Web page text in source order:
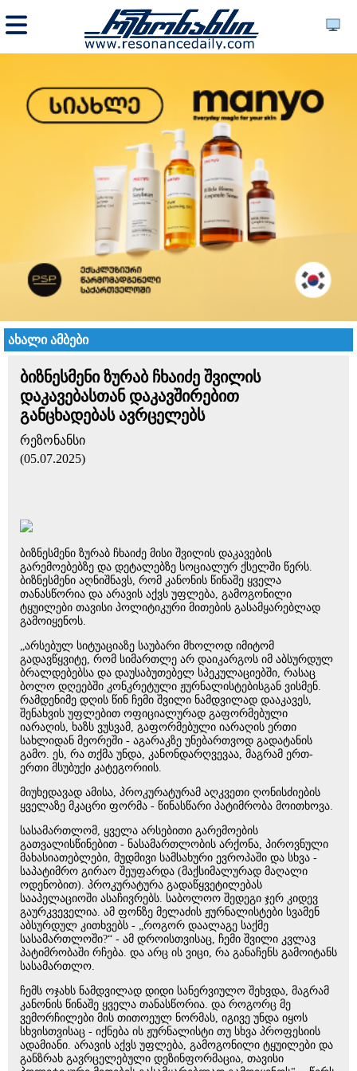
ახალი ამბები
ბიზნესმენი ზურაბ ჩხაიძე შვილის
დაკავებასთან დაკავშირებით
განცხადებას ავრცელებს
რეზონანსი
(05.07.2025)
ბიზნესმენი ზურაბ ჩხაიძე მისი შვილის დაკავების
გარემოებებზე და დეტალებზე სოციალურ ქსელში წერს.
ბიზნესმენი აღნიშნავს, რომ კანონის წინაშე ყველა
თანასწორია და არავის აქვს უფლება, გამოგონილი
ტყუილები თავისი პოლიტიკური მითების გასამყარებლად
გამოიყენოს.
„არსებულ სიტუაციაზე საუბარი მხოლოდ იმიტომ
გადავწყვიტე, რომ სიმართლე არ დაიკარგოს იმ აბსურდულ
ბრალდებებსა და დაუსაბუთებელ სპეკულაციებში, რასაც
ბოლო დღეებში კონკრეტული ჟურნალისტებისგან ვისმენ.
რამდენიმე დღის წინ ჩემი შვილი ნამდვილად დააკავეს,
შენახვის უფლებით ოფიციალურად გაფორმებული
იარაღის, ხაზს ვუსვამ, გაფორმებული იარაღის ერთი
სახლიდან მეორეში - აგარაკზე უნებართვოდ გადატანის
გამო. ეს, რა თქმა უნდა, კანონდარღვევაა, მაგრამ ერთ-
ერთი მსუბუქი კატეგორიის.
მიუხედავად ამისა, პროკურატურამ აღკვეთი ღონისძიების
ყველაზე მკაცრი ფორმა - წინასწარი პატიმრობა მოითხოვა.
სასამართლომ, ყველა არსებითი გარემოების
გათვალისწინებით - ნასამართლობის არქონა, პიროვნული
მახასიათებლები, მუდმივი სამსახური ევროპაში და სხვა -
საპატიმრო გირაო შეუფარდა (მაქსიმალურად მაღალი
ოდენობით). პროკურატურა გადაწყვეტილებას
სააპელაციოში ასაჩივრებს. საბოლოო შედეგი ჯერ კიდევ
გაურკვეველია. ამ ფონზე მელაძის ჟურნალისტები სვამენ
აბსურდულ კითხვებს - „როგორ დაალაგე საქმე
სასამართლოში?“ - ამ დროისთვისაც, ჩემი შვილი კვლავ
პატიმრობაში რჩება. და არც ის ვიცი, რა განაჩენს გამოიტანს
სასამართლო.
ჩემს ოჯახს ნამდვილად დიდი სანერვიულო შეხვდა, მაგრამ
კანონის წინაშე ყველა თანასწორია. და როგორც მე
ვემორჩილები მის თითოეულ ნორმას, იგივე უნდა იყოს
სხვისთვისაც - იქნება ის ჟურნალისტი თუ სხვა პროფესიის
ადამიანი. არავის აქვს უფლება, გამოგონილი ტყუილები და
განზრახ გავრცელებული დეზინფორმაცია, თავისი